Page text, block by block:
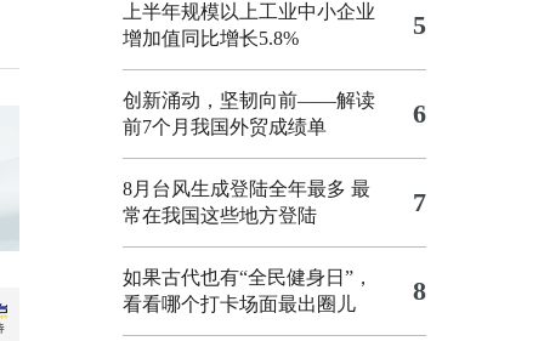
上半年规模以上工业中小企业
增加值同比增长5.8%
5
创新涌动，坚韧向前——解读
前7个月我国外贸成绩单
6
8月台风生成登陆全年最多 最
常在我国这些地方登陆
7
如果古代也有“全民健身日”，
看看哪个打卡场面最出圈儿
8